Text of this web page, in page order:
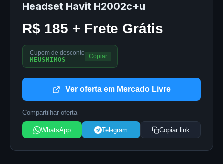
Headset Havit H2002c+u
R$ 185 + Frete Grátis
Cupom de desconto
MEUSMIMOS
Copiar
Ver oferta em Mercado Livre
Compartilhar oferta
WhatsApp Telegram Copiar link